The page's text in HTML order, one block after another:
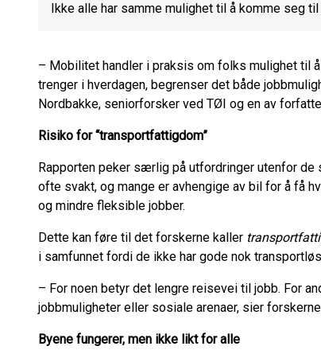
Ikke alle har samme mulighet til å komme seg
– Mobilitet handler i praksis om folks mulighet til
trenger i hverdagen, begrenser det både
Nordbakke, seniorforsker ved TØI og en av
Risiko for “transportfattigdom”
Rapporten peker særlig på utfordringer utenfor
ofte svakt, og mange er avhengige av bil for å få
og mindre fleksible jobber.
Dette kan føre til det forskerne kaller
i samfunnet fordi de ikke har gode nok
– For noen betyr det lengre reisevei til jobb. For
jobbmuligheter eller sosiale arenaer, sier
Byene fungerer, men ikke likt for alle